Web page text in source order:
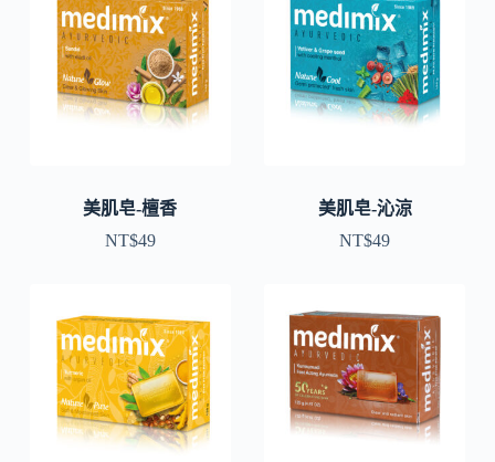
美肌皂-檀香
NT$49
美肌皂-沁涼
NT$49